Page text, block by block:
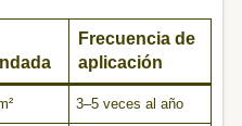
Frecuencia de
aplicación
3–5 veces al año